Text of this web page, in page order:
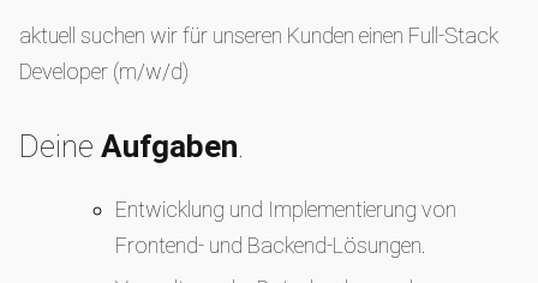
aktuell suchen wir für unseren Kunden einen Full-Stack
Developer (m/w/d)
Deine Aufgaben.
Entwicklung und Implementierung von
Frontend- und Backend-Lösungen.